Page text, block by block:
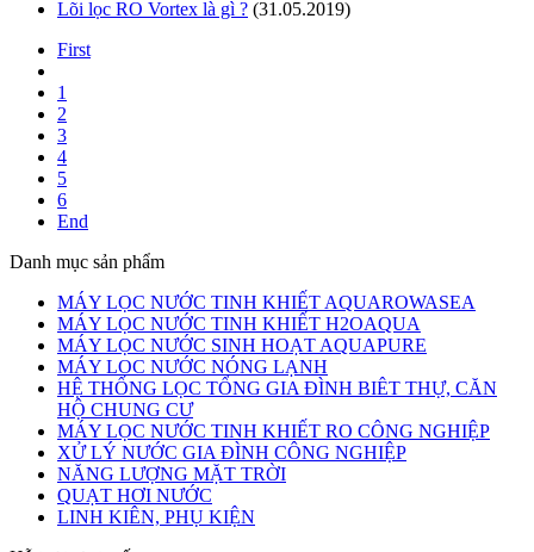
Lõi lọc RO Vortex là gì ? (31.05.2019)
First
1
2
3
4
5
6
End
Danh mục sản phẩm
MÁY LỌC NƯỚC TINH KHIẾT AQUAROWASEA
MÁY LỌC NƯỚC TINH KHIẾT H2OAQUA
MÁY LỌC NƯỚC SINH HOẠT AQUAPURE
MÁY LOC NƯỚC NÓNG LẠNH
HỆ THỐNG LỌC TỔNG GIA ĐÌNH BIÊT THỰ, CĂN
HỘ CHUNG CƯ
MÁY LỌC NƯỚC TINH KHIẾT RO CÔNG NGHIỆP
XỬ LÝ NƯỚC GIA ĐÌNH CÔNG NGHIỆP
NĂNG LƯỢNG MẶT TRỜI
QUẠT HƠI NƯỚC
LINH KIÊN, PHỤ KIỆN